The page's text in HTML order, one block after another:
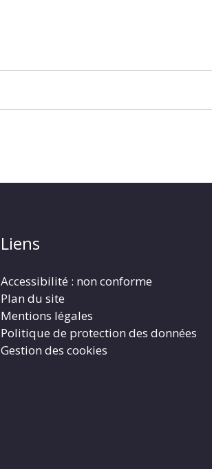
Liens
Accessibilité : non conforme
Plan du site
Mentions légales
Politique de protection des données
Gestion des cookies